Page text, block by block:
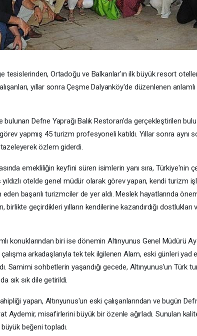
tesislerinden, Ortadoğu ve Balkanlar'ın ilk büyük resort
yıllar sonra Çeşme Dalyanköy'de düzenlenen
bulunan Defne Yaprağı Balık Restoran'da gerçekleştirilen
yapmış 45 turizm profesyoneli katıldı. Yıllar sonra aynı
tazeleyerek özlem giderdi.
emekliliğin keyfini süren isimlerin yanı sıra, Türkiye'nin
otelde genel müdür olarak görev yapan, kendi turizm
başarılı turizmciler de yer aldı. Meslek hayatlarında
birlikte geçirdikleri yılların kendilerine kazandırdığı
konuklarından biri ise dönemin Altınyunus Genel Müdürü
çalışma arkadaşlarıyla tek tek ilgilenen Alam, eski günleri
Samimi sohbetlerin yaşandığı gecede, Altınyunus'un Türk
sık sık dile getirildi.
yapan, Altınyunus'un eski çalışanlarından ve bugün
Aydemir, misafirlerini büyük bir özenle ağırladı. Sunulan
beğeni topladı.